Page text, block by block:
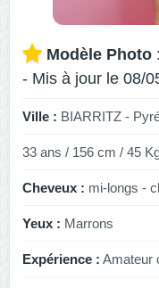
Modèle Photo
- Mis à jour le 08/
Ville : BIARRITZ -
33 ans / 156 cm / 45
Cheveux : mi-longs -
Yeux : Marrons
Expérience : Amateur